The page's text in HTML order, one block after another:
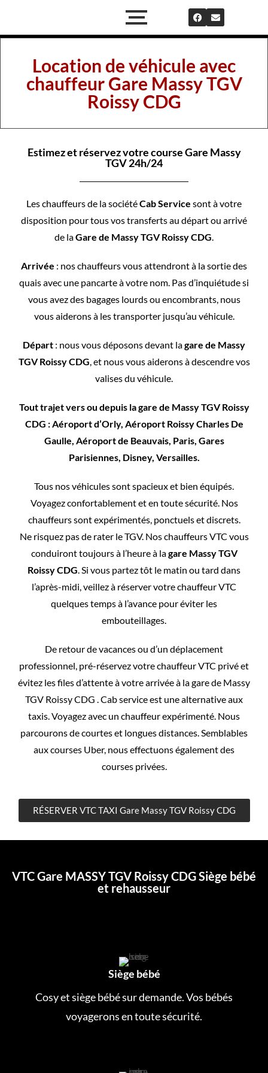
Location de véhicule avec
chauffeur Gare Massy TGV
Roissy CDG
Estimez et réservez votre course Gare Massy
TGV 24h/24
Les chauffeurs de la sociétéCab Service sont à votre
disposition pour tous vos transferts au départ ou arrivé
de laGare de Massy TGV Roissy CDG.
Arrivée : nos chauffeurs vous attendront à la sortie des
quais avec une pancarte à votre nom. Pas d’inquiétude si
vous avez des bagages lourds ou encombrants, nous
vous aiderons à les transporter jusqu’au véhicule.
Départ : nous vous déposons devant lagare de Massy
TGV Roissy CDG, et nous vous aiderons à descendre vos
valises du véhicule.
Tout trajet vers ou depuis la gare de Massy TGV Roissy
CDG : Aéroport d’Orly, Aéroport Roissy Charles De
Gaulle, Aéroport de Beauvais, Paris, Gares
Parisiennes, Disney, Versailles.
Tous nos véhicules sont spacieux et bien équipés.
Voyagez confortablement et en toute sécurité. Nos
chauffeurs sont expérimentés, ponctuels et discrets.
Ne risquez pas de rater le TGV. Nos chauffeurs VTC vous
conduiront toujours à l’heure à lagare Massy TGV
Roissy CDG. Si vous partez tôt le matin ou tard dans
l’après-midi, veillez à réserver votre chauffeur VTC
quelques temps à l’avance pour éviter les
embouteillages.
De retour de vacances ou d’un déplacement
professionnel, pré-réservez votre chauffeur VTC privé et
évitez les files d’attente à votre arrivée à la gare de Massy
TGV Roissy CDG . Cab service est une alternative aux
taxis. Voyagez avec un chauffeur expérimenté. Nous
parcourons de courtes et longues distances. Semblables
aux courses Uber, nous effectuons également des
courses privées.
RÉSERVER VTC TAXI Gare Massy TGV Roissy CDG
VTC Gare MASSY TGV Roissy CDG Siège bébé
et rehausseur
Siège bébé
Cosy et siège bébé sur demande. Vos bébés
voyagerons en toute sécurité.